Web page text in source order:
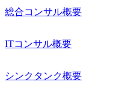
総合コンサル概要
ITコンサル概要
シンクタンク概要